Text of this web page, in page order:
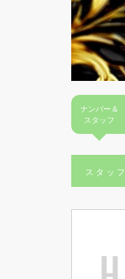
ナンバー＆
スタッフ
スタッフ